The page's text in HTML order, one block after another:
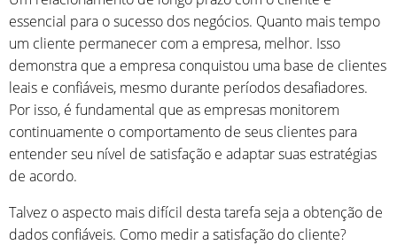
essencial para o sucesso dos negócios. Quanto mais tempo
um cliente permanecer com a empresa, melhor. Isso
demonstra que a empresa conquistou uma base de clientes
leais e confiáveis, mesmo durante períodos desafiadores.
Por isso, é fundamental que as empresas monitorem
continuamente o comportamento de seus clientes para
entender seu nível de satisfação e adaptar suas estratégias
de acordo.
Talvez o aspecto mais difícil desta tarefa seja a obtenção de
dados confiáveis. Como medir a satisfação do cliente?